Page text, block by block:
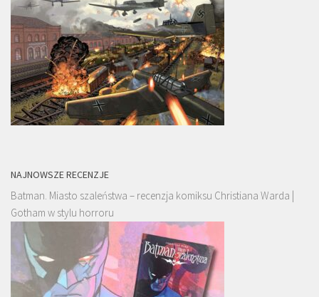
NAJNOWSZE RECENZJE
Batman. Miasto szaleństwa – recenzja komiksu Christiana Warda |
Gotham w stylu horroru